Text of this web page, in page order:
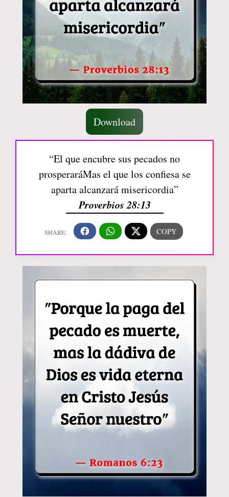
Download
“El que encubre sus pecados no
prosperaráMas el que los confiesa se
aparta alcanzará misericordia”
Proverbios 28:13